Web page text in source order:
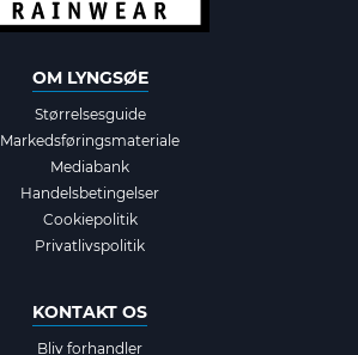
OM LYNGSØE
Størrelsesguide
Markedsføringsmateriale
Mediabank
Handelsbetingelser
Cookiepolitik
Privatlivspolitik
KONTAKT OS
Bliv forhandler